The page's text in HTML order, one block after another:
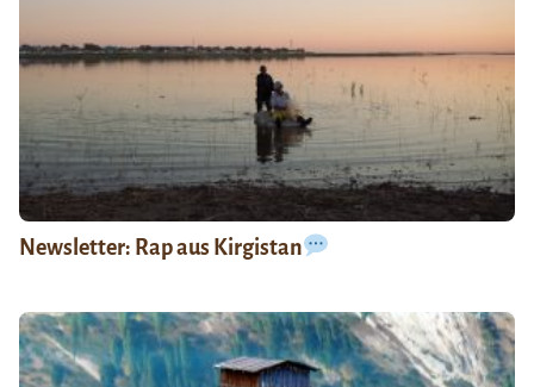
Newsletter: Rap aus Kirgistan